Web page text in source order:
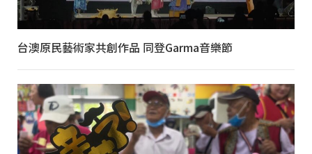
台澳原民藝術家共創作品 同登Garma音樂節